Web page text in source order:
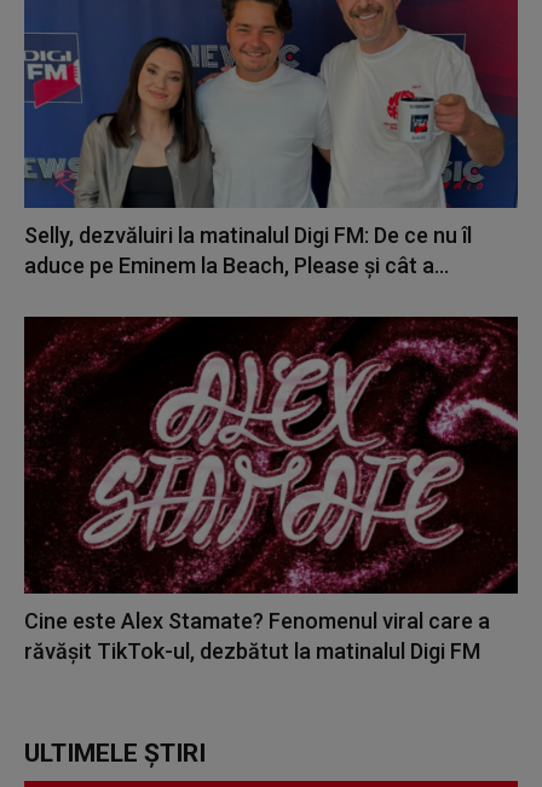
Selly, dezvăluiri la matinalul Digi FM: De ce nu îl
aduce pe Eminem la Beach, Please și cât a...
Cine este Alex Stamate? Fenomenul viral care a
răvășit TikTok-ul, dezbătut la matinalul Digi FM
ULTIMELE ȘTIRI